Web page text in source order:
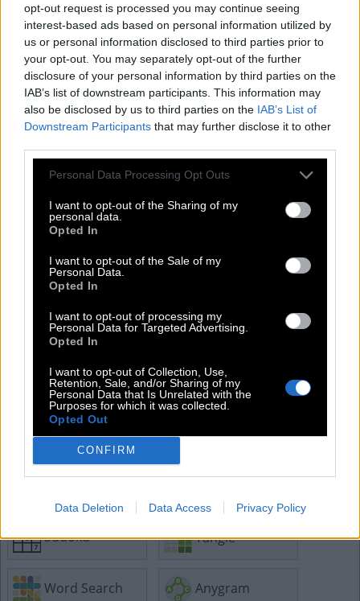
opt-out request is processed you may continue seeing
interest-based ads based on personal information utilized by
us or personal information disclosed to third parties prior to
your opt-out. You may separately opt-out of the further
disclosure of your personal information by third parties on the
IAB’s list of downstream participants. This information may
also be disclosed by us to third parties on the IAB’s List of
Downstream Participants that may further disclose it to other
Personal Data Processing Opt Outs
I want to opt-out of the Sharing of my
personal data.
Opted In
I want to opt-out of the Sale of my
Personal Data.
Opted In
I want to opt-out of processing my
Personal Data for Targeted Advertising.
Opted In
I want to opt-out of Collection, Use,
Retention, Sale, and/or Sharing of my
Personal Data that Is Unrelated with the
Purposes for which it was collected.
Opted Out
CONFIRM
Data Deletion Data Access Privacy Policy
Word Search Juli 8 2026 - Nikolaus,
Nikolo, Samichlaus
R N O R T A P
N
E
E
N
B
A G D
U
R
I N
E
Y
A E L
M
G U I
Klicken Sie auf das Wort, um seine Position anzuzeigen.
Legenden,Heiliger,Brauch,Patron,Nuesse Myra
Weitere Rätselantworten:
Kreuzworträtsel Mini
Sudoku Tangle
Word Search Anygram